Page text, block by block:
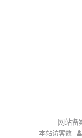
网站备
本站访客数